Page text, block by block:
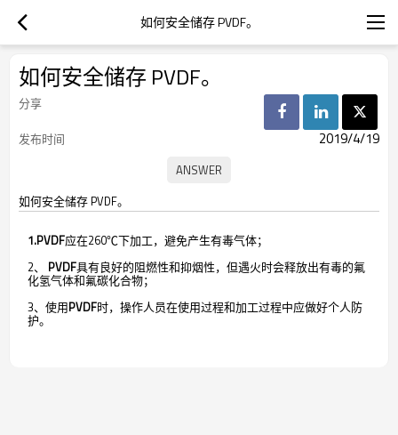
如何安全储存 PVDF。
如何安全储存 PVDF。
分享
发布时间
2019/4/19
如何安全储存 PVDF。
1.PVDF应在260℃下加工，避免产生有毒气体；
2、 PVDF具有良好的阻燃性和抑烟性，但遇火时会释放出有毒的氟
化氢气体和氟碳化合物；
3、使用PVDF时，操作人员在使用过程和加工过程中应做好个人防
护。